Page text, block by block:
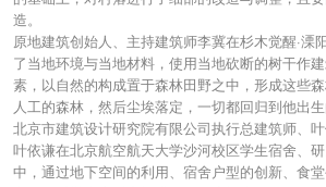
造。
原地建筑创始人、主持建筑师李冀在杉木觉醒·溧
了当地环境与当地材料，使用当地砍断的树干作
素，以自然的构成置于森林田野之中，形成这些
人工的森林，然后尘埃落定，一切都回归到他出生
北京市建筑设计研究院有限公司执行总建筑师、
叶依谦在北京航空航天大学沙河校区学生宿舍、
中，通过地下空间的利用、宿舍户型的创新、食